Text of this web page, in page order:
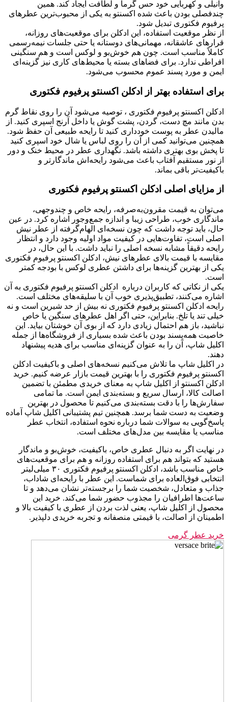
وانیلی و کهربایی خود حس گرما و لطافت ایجاد کند. همین
چندفصلی بودن باعث شده اکسنتو به یکی از محبوب‌ترین عطرهای
پرفیوم فکتوری تبدیل شود.
از نظر موقعیت استفاده، این ادکلن برای موقعیت‌های روزانه،
قرارهای عاشقانه، مهمانی‌های دوستانه یا حتی جلسات نیمه‌رسمی
کاملاً مناسب است. چون هم خوش‌بو و لوکس است و هم سنگینی
افراطی ندارد. برای فضاهای بسته یا محیط‌های کاری نیز گزینه‌ای
ایمن و مورد پسند عموم محسوب می‌شود.
برای استفاده بهتر از ادکلن اکسنتو پرفیوم فکتوری
ادکلن اکسنتو پرفیوم فکتوری ، توصیه می‌شود آن را روی نقاط گرم
بدن مانند مچ دست، گردن، پشت گوش یا داخل آرنج اسپری کنید. از
مالیدن عطر به پوست خودداری کنید تا رایحه طبیعی آن حفظ شود.
همچنین می‌توانید کمی از آن را روی لباس یا شال خود اسپری کنید
تا پخش بوی بهتری داشته باشد. نگهداری عطر در محیط خنک و دور
از نور مستقیم آفتاب باعث می‌شود رایحه‌اش ماندگارتر و
باکیفیت‌تر باقی بماند.
از مزایای اصلی ادکلن اکسنتو پرفیوم فکتوری
می‌توان به قیمت مقرون‌به‌صرفه، رایحه خاص و چندوجهی،
ماندگاری خوب، طراحی زیبا و اندازه جمع‌وجور اشاره کرد. در عین
حال، باید توجه داشت که چون نسخه‌ای الهام‌گرفته از عطر نیش
اصلی است، تفاوت‌هایی در کیفیت مواد اولیه وجود دارد و انتظار
رایحه دقیقاً مشابه نسخه اصلی را نباید داشت. با این حال، در
مقایسه با قیمت بالای عطرهای نیش، ادکلن اکسنتو پرفیوم فکتوری
یکی از بهترین گزینه‌ها برای داشتن عطری لوکس با بودجه کمتر
است.
یکی از نکاتی که کاربران درباره ادکلن اکسنتو پرفیوم فکتوری به آن
اشاره می‌کنند، تطبیق‌پذیری خوب آن با سلیقه‌های مختلف است.
رایحه ادکلن اکسنتو پرفیوم فکتوری نه بیش از حد شیرین است و نه
خیلی تند یا تلخ. بنابراین، حتی اگر اهل عطرهای سنگین یا خاص
نباشید، باز هم احتمال زیادی دارد که از بوی آن خوشتان بیاید. این
خاصیت همه‌پسند بودن باعث شده بسیاری از فروشگاه‌ها از جمله
اکلیل شاپ، آن را به عنوان گزینه‌ای مناسب برای هدیه پیشنهاد
دهند.
در اکلیل شاپ ما تلاش می‌کنیم نسخه‌های اصلی و باکیفیت ادکلن
اکسنتو پرفیوم فکتوری را با بهترین قیمت بازار عرضه کنیم. خرید
ادکلن اکسنتو از اکلیل شاپ به معنای خریدی مطمئن با تضمین
اصالت کالا، ارسال سریع و بسته‌بندی ایمن است. ما تمامی
سفارش‌ها را با دقت بسته‌بندی می‌کنیم تا محصول در بهترین
وضعیت به دست شما برسد. همچنین تیم پشتیبانی اکلیل شاپ آماده
پاسخ‌گویی به سوالات شما درباره نحوه استفاده، انتخاب عطر
مناسب یا مقایسه بین مدل‌های مختلف است.
در نهایت اگر به دنبال عطری خاص، باکیفیت، خوش‌بو و ماندگار
هستید که بتواند هم برای استفاده روزانه و هم برای موقعیت‌های
خاص مناسب باشد، ادکلن اکسنتو پرفیوم فکتوری ۳۰ میلی‌لیتر
انتخابی فوق‌العاده برای شماست. این عطر با رایحه‌ای شاداب،
جذاب و متعادل، شخصیت شما را برجسته‌تر نشان می‌دهد و تا
ساعت‌ها اطرافیان را مجذوب حضور شما می‌کند. خرید این
محصول از اکلیل شاپ، یعنی لذت بردن از عطری با کیفیت بالا و
اطمینان از اصالت، با قیمتی منصفانه و تجربه خریدی دلپذیر.
خرید عطر گرمی